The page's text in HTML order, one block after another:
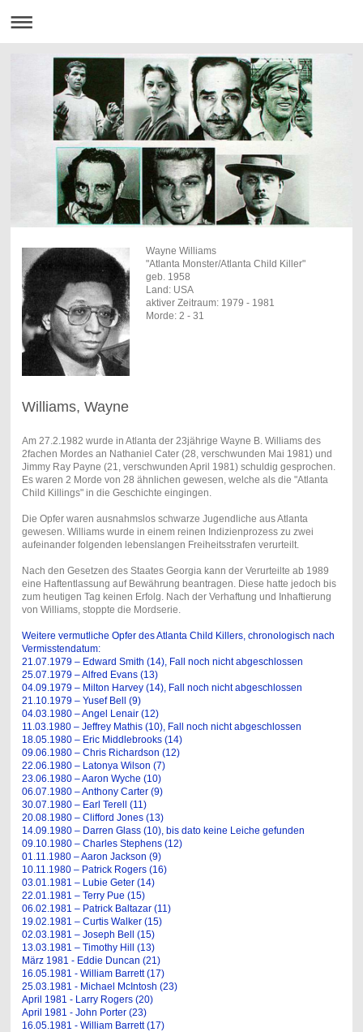
Wayne Williams
"Atlanta Monster/Atlanta Child Killer"
geb. 1958
Land: USA
aktiver Zeitraum: 1979 - 1981
Morde: 2 - 31
Williams, Wayne
Am 27.2.1982 wurde in Atlanta der 23jährige Wayne B. Williams des
2fachen Mordes an Nathaniel Cater (28, verschwunden Mai 1981) und
Jimmy Ray Payne (21, verschwunden April 1981) schuldig gesprochen.
Es waren 2 Morde von 28 ähnlichen gewesen, welche als die "Atlanta
Child Killings" in die Geschichte eingingen.
Die Opfer waren ausnahmslos schwarze Jugendliche aus Atlanta
gewesen. Williams wurde in einem reinen Indizienprozess zu zwei
aufeinander folgenden lebenslangen Freiheitsstrafen verurteilt.
Nach den Gesetzen des Staates Georgia kann der Verurteilte ab 1989
eine Haftentlassung auf Bewährung beantragen. Diese hatte jedoch bis
zum heutigen Tag keinen Erfolg. Nach der Verhaftung und Inhaftierung
von Williams, stoppte die Mordserie.
Weitere vermutliche Opfer des Atlanta Child Killers, chronologisch nach
Vermisstendatum:
21.07.1979 – Edward Smith (14), Fall noch nicht abgeschlossen
25.07.1979 – Alfred Evans (13)
04.09.1979 – Milton Harvey (14), Fall noch nicht abgeschlossen
21.10.1979 – Yusef Bell (9)
04.03.1980 – Angel Lenair (12)
11.03.1980 – Jeffrey Mathis (10), Fall noch nicht abgeschlossen
18.05.1980 – Eric Middlebrooks (14)
09.06.1980 – Chris Richardson (12)
22.06.1980 – Latonya Wilson (7)
23.06.1980 – Aaron Wyche (10)
06.07.1980 – Anthony Carter (9)
30.07.1980 – Earl Terell (11)
20.08.1980 – Clifford Jones (13)
14.09.1980 – Darren Glass (10), bis dato keine Leiche gefunden
09.10.1980 – Charles Stephens (12)
01.11.1980 – Aaron Jackson (9)
10.11.1980 – Patrick Rogers (16)
03.01.1981 – Lubie Geter (14)
22.01.1981 – Terry Pue (15)
06.02.1981 – Patrick Baltazar (11)
19.02.1981 – Curtis Walker (15)
02.03.1981 – Joseph Bell (15)
13.03.1981 – Timothy Hill (13)
März 1981 - Eddie Duncan (21)
16.05.1981 - William Barrett (17)
25.03.1981 - Michael McIntosh (23)
April 1981 - Larry Rogers (20)
April 1981 - John Porter (23)
16.05.1981 - William Barrett (17)